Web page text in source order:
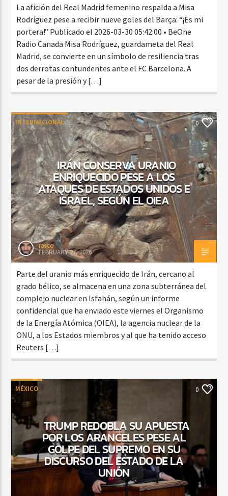
La afición del Real Madrid femenino respalda a Misa
Rodríguez pese a recibir nueve goles del Barça: “¡Es mi
portera!” Publicado el 2026-03-30 05:42:00 • BeOne
Radio Canada Misa Rodríguez, guardameta del Real
Madrid, se convierte en un símbolo de resiliencia tras
dos derrotas contundentes ante el FC Barcelona. A
pesar de la presión y […]
INTERNACIONAL 0
IRÁN CONSERVA URANIO
ENRIQUECIDO PESE A LOS
ATAQUES DE ESTADOS UNIDOS E
ISRAEL, SEGÚN EL OIEA
rasco
FEBRUARY 27, 2026
Parte del uranio más enriquecido de Irán, cercano al
grado bélico, se almacena en una zona subterránea del
complejo nuclear en Isfahán, según un informe
confidencial que ha enviado este viernes el Organismo
de la Energía Atómica (OIEA), la agencia nuclear de la
ONU, a los Estados miembros y al que ha tenido acceso
Reuters […]
MÉXICO 0
TRUMP REDOBLA SU APUESTA
POR LOS ARANCELES PESE AL
GOLPE DEL SUPREMO EN SU
DISCURSO DEL ESTADO DE LA
UNIÓN